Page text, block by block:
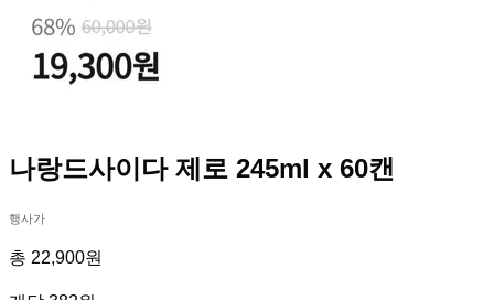
나랑드사이다 제로 245ml x 60캔
행사가
총 22,900원